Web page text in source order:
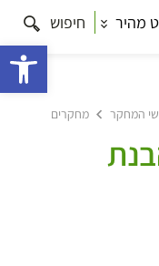
מהיר חיפוש
המחקר
מחקרים